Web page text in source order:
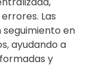
Las
en
ayudando a
y